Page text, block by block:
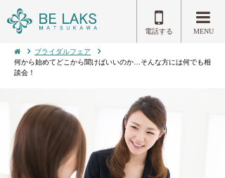
電話する MENU
ブライダルフェア
何から始めてどこから聞けばいいのか…そんな方には何でも相
談会！